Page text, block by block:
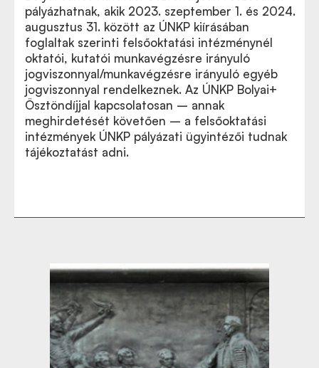
pályázhatnak, akik 2023. szeptember 1. és 2024.
augusztus 31. között az ÚNKP kiírásában
foglaltak szerinti felsőoktatási intézménynél
oktatói, kutatói munkavégzésre irányuló
jogviszonnyal/munkavégzésre irányuló egyéb
jogviszonnyal rendelkeznek. Az ÚNKP Bolyai+
Ösztöndíjjal kapcsolatosan – annak
meghirdetését követően – a felsőoktatási
intézmények ÚNKP pályázati ügyintézői tudnak
tájékoztatást adni.